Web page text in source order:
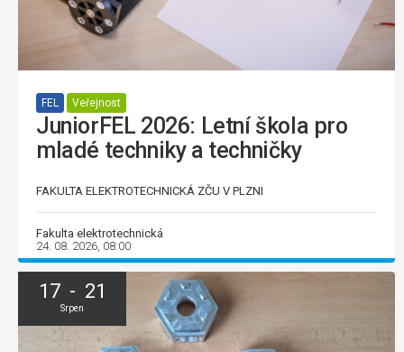
FEL Veřejnost
JuniorFEL 2026: Letní škola pro
mladé techniky a techničky
FAKULTA ELEKTROTECHNICKÁ ZČU V PLZNI
Fakulta elektrotechnická
24. 08. 2026, 08:00
17 - 21
Srpen